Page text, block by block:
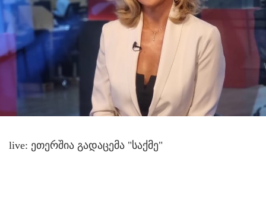
live: ეთერშია გადაცემა "საქმე"